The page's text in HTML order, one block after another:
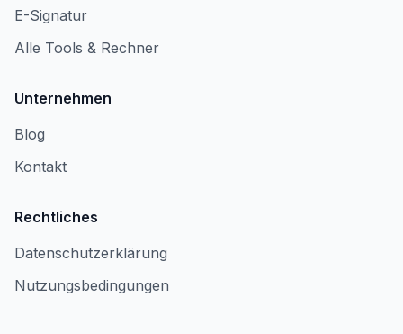
E-Signatur
Alle Tools & Rechner
Unternehmen
Blog
Kontakt
Rechtliches
Datenschutzerklärung
Nutzungsbedingungen